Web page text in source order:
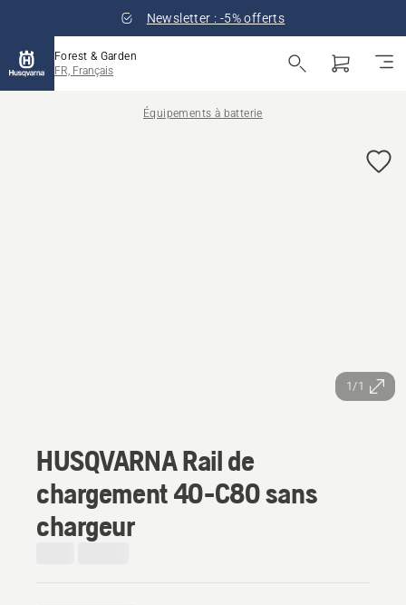
Newsletter : -5% offerts
Forest & Garden
FR, Français
Équipements à batterie
1/1
HUSQVARNA Rail de
chargement 40-C80 sans
chargeur